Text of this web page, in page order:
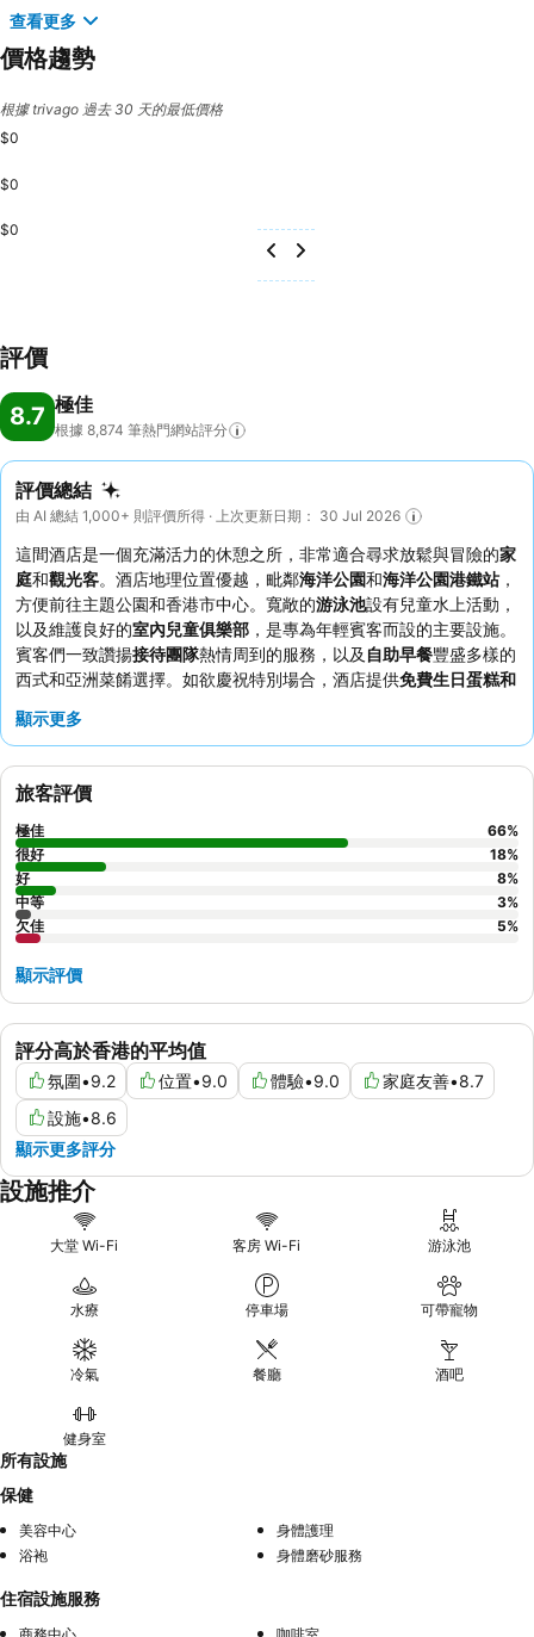
查看更多
價格趨勢
根據 trivago 過去 30 天的最低價格
$0
$0
$0
評價
8.7 極佳
根據 8,874 筆熱門網站評分
評價總結
由 AI 總結 1,000+ 則評價所得 · 上次更新日期： 30 Jul 2026
這間酒店是一個充滿活力的休憩之所，非常適合尋求放鬆與冒險的家
庭和觀光客。酒店地理位置優越，毗鄰海洋公園和海洋公園港鐵站 ，
方便前往主題公園和香港市中心。寬敞的游泳池設有兒童水上活動，
以及維護良好的室內兒童俱樂部 ，是專為年輕賓客而設的主要設施。
賓客們一致讚揚接待團隊熱情周到的服務，以及 自助早餐豐盛多樣的
西式和亞洲菜餚選擇。如欲慶祝特別場合，酒店提供免費生日蛋糕和
顯示更多
評分高於香港的平均值
氛圍•9.2 位置•9.0 體驗•9.0 家庭友善•8.7
設施•8.6
顯示更多評分
旅客評價
極佳 66%
很好
18%
好
8%
中等
3%
欠佳
5%
顯示評價
設施推介
大堂 Wi-Fi 客房 Wi-Fi 游泳池
水療 停車場 可帶寵物
冷氣 餐廳 酒吧
健身室
所有設施
保健
美容中心
身體護理
浴袍
身體磨砂服務
住宿設施服務